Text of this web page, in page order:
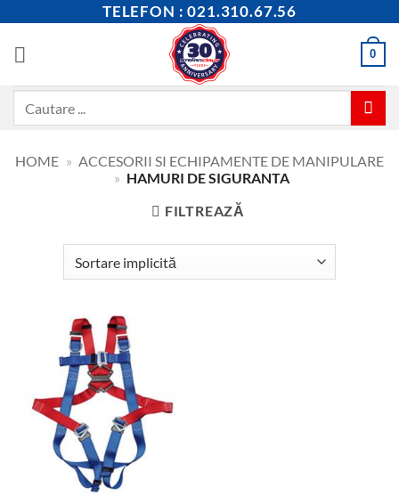
content
TELEFON : 021.310.67.56
0
HOME » ACCESORII SI ECHIPAMENTE DE MANIPULARE
» HAMURI DE SIGURANTA
FILTREAZĂ